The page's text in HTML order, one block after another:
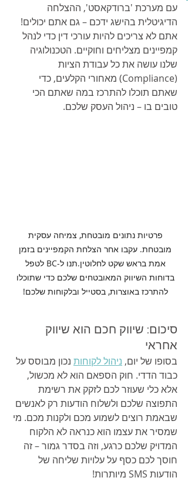
עם מערכת 'ברודקאסט', ההצלחה
הדיגיטלית בהישג ידכם – גם אתם יכולים!
אתם לא צריכים להיות עורכי דין כדי לנהל
קמפיינים מצליחים וחוקיים. הטכנולוגיה
שלנו עושה את כל עבודת הציות
(Compliance) מאחורי הקלעים, כדי
שאתם תוכלו להתרכז במה שאתם הכי
טובים בו – ניהול העסק שלכם.
פרטיות נתונים מובטחת, צמיחה עסקית
מובטחת. עקבו אחר הצלחת הקמפיינים בזמן
אמת בראש שקט לחלוטין.תנו ל-BC לטפל
בדוחות השיווק המאובטחים שלכם כדי שתוכלו
להתרכז באוצרות, בסטייל ובלקוחות שלכם!
סיכום: שיווק חכם הוא שיווק
אחראי
בסופו של יום, ניהול לקוחות נכון מבוסס על
כבוד הדדי. חוק הספאם הוא לא מכשול,
אלא כלי שעוזר לכם לזקק את רשימת
התפוצה שלכם ולשלוח הודעות רק לאנשים
שבאמת רוצים לשמוע מכם ולקנות מכם. מי
שמסיר את עצמו הוא כנראה לא הלקוח
המדויק שלכם כרגע, וזה בסדר גמור – זה
חוסך לכם כסף על עלויות שליחה של
הודעות SMS מיותרות!